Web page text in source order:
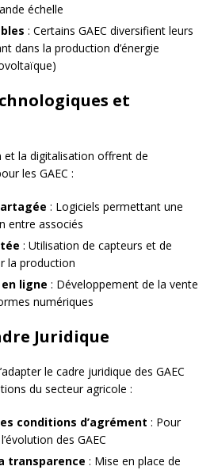
échelle
: Certains GAEC diversifient leurs
dans la production d’énergie
et
et la digitalisation offrent de
les GAEC :
: Logiciels permettant une
entre associés
: Utilisation de capteurs et de
la production
ligne : Développement de la vente
numériques
Juridique
le cadre juridique des GAEC
du secteur agricole :
conditions d’agrément : Pour
des GAEC
transparence : Mise en place de